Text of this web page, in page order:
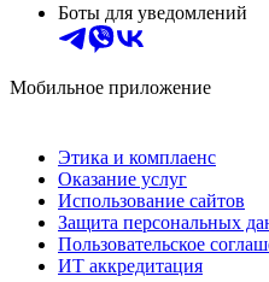
Боты для уведомлений
Мобильное приложение
Этика и комплаенс
Оказание услуг
Использование сайтов
Защита персональных
Пользовательское
ИТ аккредитация